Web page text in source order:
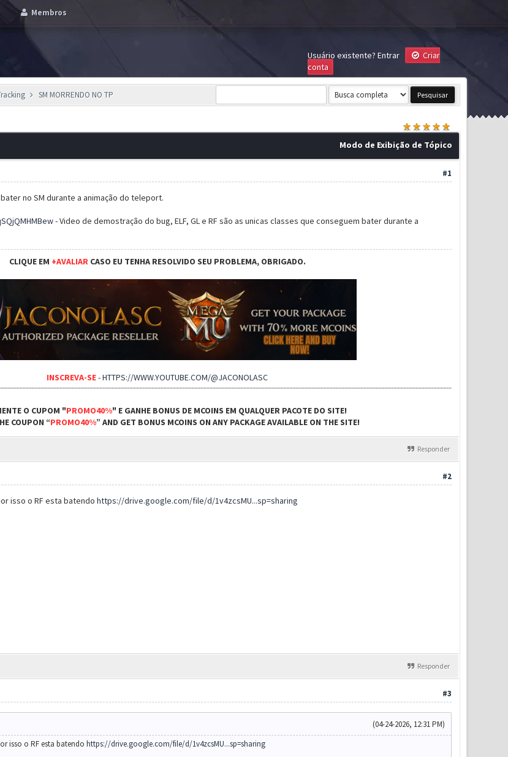
Membros
Usuário existente? Entrar
Criar
conta
SM MORRENDO NO TP
Modo de Exibição de Tópico
#1
no SM durante a animação do teleport.
- Video de demostração do bug, ELF, GL e RF são as unicas classes que conseguem bater durante a
CLIQUE EM +AVALIARCASO EU TENHA RESOLVIDO SEU PROBLEMA, OBRIGADO.
INSCREVA-SE-HTTPS://WWW.YOUTUBE.COM/@JACONOLASC
O CUPOM "PROMO40%" E GANHE BONUS DE MCOINS EM QUALQUER PACOTE DO SITE!
COUPON “PROMO40%” AND GET BONUS MCOINS ON ANY PACKAGE AVAILABLE ON THE SITE!
Responder
#2
isso o RF esta batendo https://drive.google.com/file/d/1v4zcsMU...sp=sharing
Responder
#3
(04-24-2026, 12:31 PM)
isso o RF esta batendo https://drive.google.com/file/d/1v4zcsMU...sp=sharing